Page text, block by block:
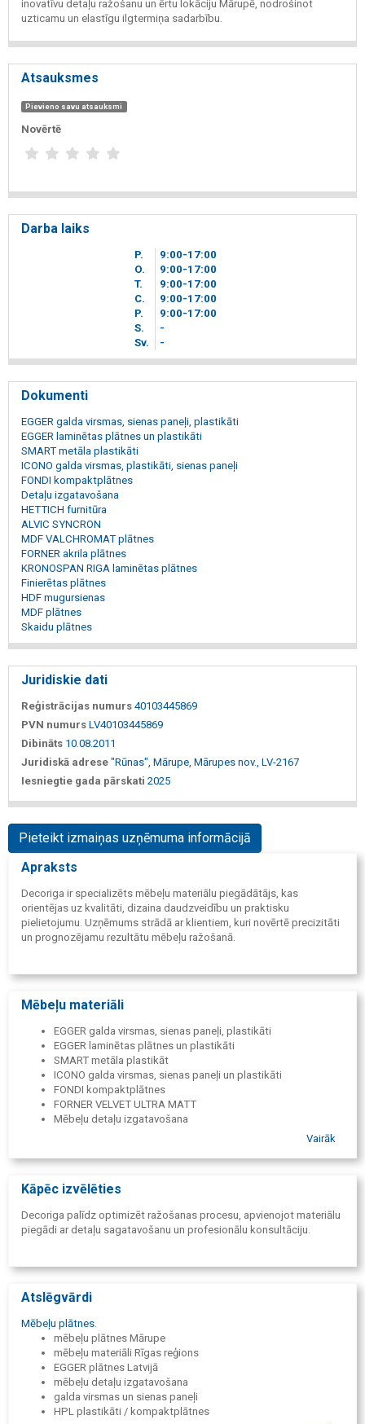
inovatīvu detaļu ražošanu un ērtu lokāciju Mārupē, nodrošinot
uzticamu un elastīgu ilgtermiņa sadarbību.
Atsauksmes
Pievieno savu atsauksmi
Novērtē
Darba laiks
P. 9 00-17 00
O.
9 00-17 00
T.
9 00-17 00
C.
9 00-17 00
P.
9 00-17 00
S.
-
Sv.
-
Dokumenti
EGGER galda virsmas, sienas paneļi, plastikāti
EGGER laminētas plātnes un plastikāti
SMART metāla plastikāti
ICONO galda virsmas, plastikāti, sienas paneļi
FONDI kompaktplātnes
Detaļu izgatavošana
HETTICH furnitūra
ALVIC SYNCRON
MDF VALCHROMAT plātnes
FORNER akrila plātnes
KRONOSPAN RIGA laminētas plātnes
Finierētas plātnes
HDF mugursienas
MDF plātnes
Skaidu plātnes
Juridiskie dati
Reģistrācijas numurs 40103445869
PVN numurs LV40103445869
Dibināts 10.08.2011
Juridiskā adrese "Rūnas", Mārupe, Mārupes nov., LV-2167
Iesniegtie gada pārskati 2025
Pieteikt izmaiņas uzņēmuma informācijā
Apraksts
Decoriga ir specializēts mēbeļu materiālu piegādātājs, kas
orientējas uz kvalitāti, dizaina daudzveidību un praktisku
pielietojumu. Uzņēmums strādā ar klientiem, kuri novērtē precizitāti
un prognozējamu rezultātu mēbeļu ražošanā.
Mēbeļu materiāli
EGGER galda virsmas, sienas paneļi, plastikāti
EGGER laminētas plātnes un plastikāti
SMART metāla plastikāt
ICONO galda virsmas, sienas paneļi un plastikāti
FONDI kompaktplātnes
FORNER VELVET ULTRA MATT
Mēbeļu detaļu izgatavošana
MDF VALCHROMAT plātnes
AGT materiāls - PVC plēve uz MDF
Mēbeļu detaļu ražošana
KRONOSPAN RIGA laminētas plātnes
HDF mugursienas
Skaidu plātnes KSP
Kopšanas līdzekļi
Vairāk
Kāpēc izvēlēties
Decoriga palīdz optimizēt ražošanas procesu, apvienojot materiālu
piegādi ar detaļu sagatavošanu un profesionālu konsultāciju.
Atslēgvārdi
Mēbeļu plātnes.
mēbeļu plātnes Mārupe
mēbeļu materiāli Rīgas reģions
EGGER plātnes Latvijā
mēbeļu detaļu izgatavošana
galda virsmas un sienas paneļi
HPL plastikāti / kompaktplātnes